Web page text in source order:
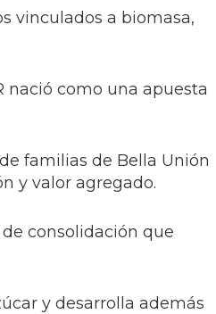
vinculados a biomasa,
nació como una apuesta
familias de Bella Unión
y valor agregado.
consolidación que
y desarrolla además